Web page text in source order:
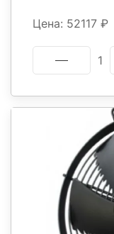
Цена: 52117 ₽
1